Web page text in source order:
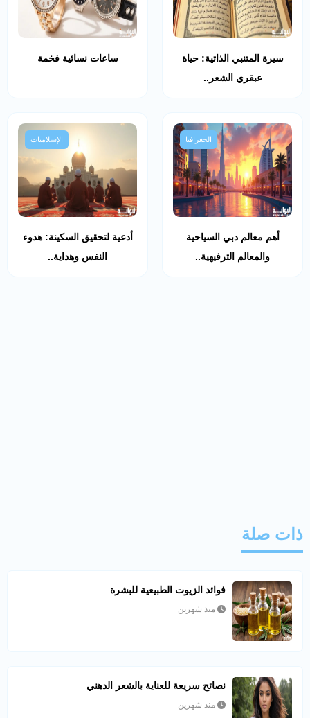
سيرة المتنبي الذاتية: حياة
عبقري الشعر..
ساعات نسائية فخمة
الجغرافيا
أهم معالم دبي السياحية
والمعالم الترفيهية..
الإسلاميات
أدعية لتحقيق السكينة: هدوء
النفس وهداية..
ذات صلة
فوائد الزيوت الطبيعية للبشرة
منذ شهرين
نصائح سريعة للعناية بالشعر الدهني
منذ شهرين